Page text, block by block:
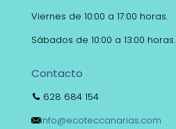
Viernes de 10:00 a 17:00 horas.
Sábados de 10:00 a 13:00 horas.
Contacto
628 684 154
info@ecoteccanarias.com